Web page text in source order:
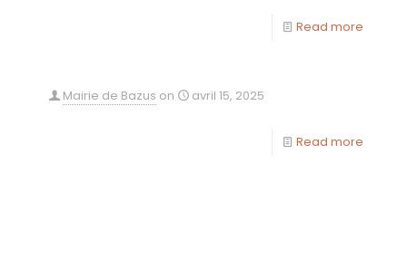
Read more
Mairie de Bazus on avril 15, 2025
Read more